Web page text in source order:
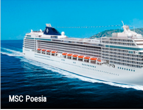
MSC Poesia